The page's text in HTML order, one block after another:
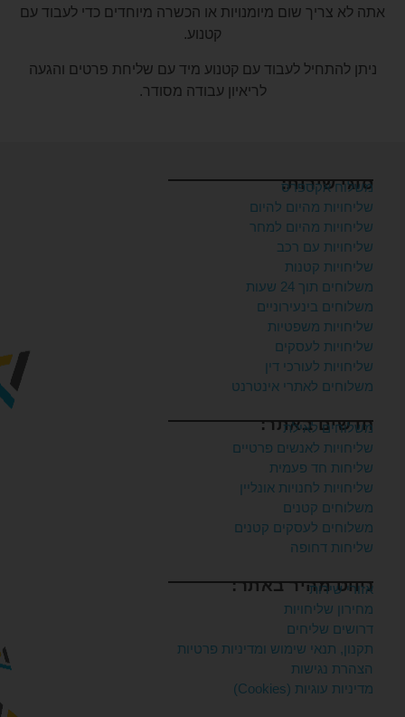
אתה לא צריך שום מיומנויות או הכשרה מיוחדים כדי לעבוד עם
קטנוע.
ניתן להתחיל לעבוד עם קטנוע מיד עם שליחת פרטים והגעה
לריאיון עבודה מסודר.
סוגי שירות:
משלוח אקספרס
שליחויות מהיום להיום
שליחויות מהיום למחר
שליחויות עם רכב
שליחויות קטנות
משלוחים תוך 24 שעות
משלוחים בינעירוניים
שליחויות משפטיות
שליחויות לעסקים
שליחויות לעורכי דין
משלוחים לאתרי אינטרנט
חדשים באתר:
משלוחים לאילת
שליחויות לאנשים פרטיים
שליחות חד פעמית
שליחויות לחנויות אונליין
משלוחים קטנים
משלוחים לעסקים קטנים
שליחות דחופה
ניווט מהיר באתר:
אזורי שירות
מחירון שליחויות
דרושים שליחים
תקנון, תנאי שימוש ומדיניות פרטיות
הצהרת נגישות
מדיניות עוגיות (Cookies)